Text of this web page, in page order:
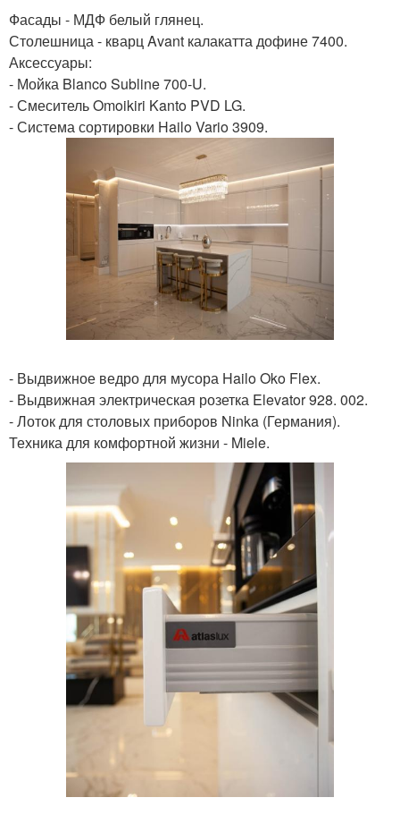
Фасады - МДФ белый глянец.
Столешница - кварц Avant калакатта дофине 7400.
Аксессуары:
- Мойка Blanco Subline 700-U.
- Смеситель Omoikiri Kanto PVD LG.
- Система сортировки Hailo Vario 3909.
- Выдвижное ведро для мусора Hailo Oko Flex.
- Выдвижная электрическая розетка Elevator 928. 002.
- Лоток для столовых приборов Ninka (Германия).
Техника для комфортной жизни - Miele.